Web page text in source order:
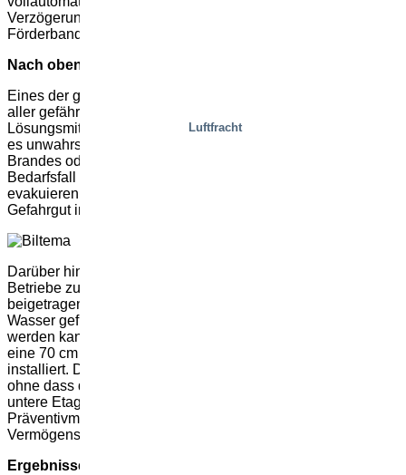
Luftfracht
Verzögerung fünf Paletten auf einmal direkt auf das
Förderband entladen.
Nach oben und Präventivmaßnahmen
Eines der gewünschten Ergebnisse war die Verlagerung
aller gefährlichen Güter wie Spraydosen, brennbare Stoffe,
Lösungsmittel und Farben in den zweiten Stock. Auch wenn
es unwahrscheinlich ist, würde die Kraft im Falle eines
Brandes oder einer Explosion nach oben gerichtet sein. Im
Bedarfsfall ist es viel einfacher, vom Erdgeschoss aus zu
evakuieren. Mit der neuen automatisierten Lösung ist das
Gefahrgut immer dort, wo es sein soll.
Darüber hinaus haben wir in einem der vielen Biltema-
Betriebe zur Einführung eines weiteren Sicherheitsmerkmals
beigetragen. Neben dem Gebäude befindet sich ein mit
Wasser gefüllter Teich, der im Falle eines Brandes genutzt
werden kann. Um dieses Vorhaben zu erleichtern, haben wir
eine 70 cm hohe Schutzwand um den Aufzug herum
installiert. Dadurch kann die gesamte Etage geflutet werden,
ohne dass die Geräte beschädigt werden und Wasser in die
untere Etage eindringt. Ein hervorragendes Beispiel für eine
Präventivmaßnahme zum Schutz von Menschen und
Vermögenswerten.
Ergebnisse und Ausblick